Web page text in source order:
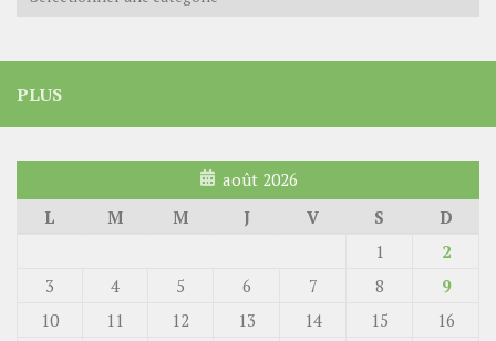
PLUS
août 2026
L
M M J V S
D
1
2
3
4 5 6 7 8
9
10
11 12 13 14 15
16